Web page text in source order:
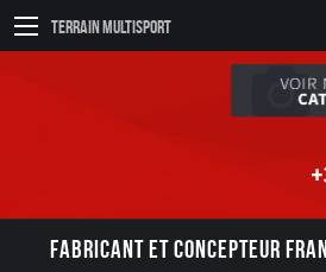
Terrain Multisport
FABRICANT ET CONCEPTEUR